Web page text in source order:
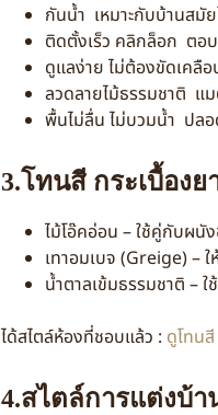
กันน้ำ เหมาะกับบ้านสมั
ติดตั้งเร็ว คลิกล็อก ตอบ
ดูแลง่าย ไม่ต้องขัดเคลื
ลวดลายไม้ธรรมชาติ แ
พื้นไม่ลื่น ไม่บวมน้ำ ปล
3.โทนสี กระเบื้อง
ไม้โอ๊คอ่อน – ใช้คู่กับผนั
เทาอมเบจ (Greige) –
น้ำตาลเข้มธรรมชาติ –
ได้สไตล์ห้องที่ชอบแล้ว : ดูโทน
4.สไตล์การแต่งบ้า